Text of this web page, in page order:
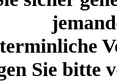
Sie bitte